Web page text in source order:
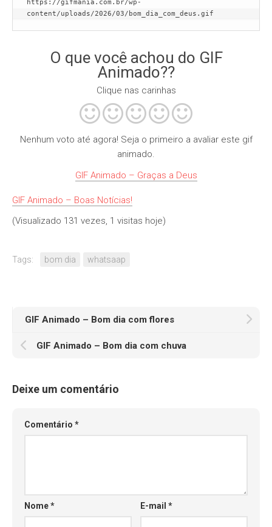
https://gifmania.com.br/wp-
content/uploads/2026/03/bom_dia_com_deus.gif
O que você achou do GIF
Animado??
Clique nas carinhas
Nenhum voto até agora! Seja o primeiro a avaliar este gif
animado.
GIF Animado – Graças a Deus
GIF Animado – Boas Notícias!
(Visualizado 131 vezes, 1 visitas hoje)
Tags: bom dia whatsaap
GIF Animado – Bom dia com flores
GIF Animado – Bom dia com chuva
Deixe um comentário
Comentário *
Nome* E-mail*